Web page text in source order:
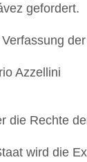
gefordert.
Azzellini
die Rechte
wird die